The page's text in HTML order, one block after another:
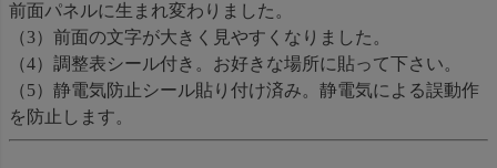
前面パネルに生まれ変わりました。
（3）前面の文字が大きく見やすくなりました。
（4）調整表シール付き。お好きな場所に貼って下さい。
（5）静電気防止シール貼り付け済み。静電気による誤動作
を防止します。